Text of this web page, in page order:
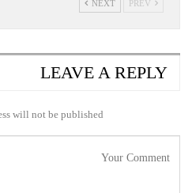
NEXT
LEAVE A REPLY
will not be published.